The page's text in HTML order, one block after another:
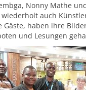
Nonny Mathe
auch
Gäste, haben ihre
und Lesungen